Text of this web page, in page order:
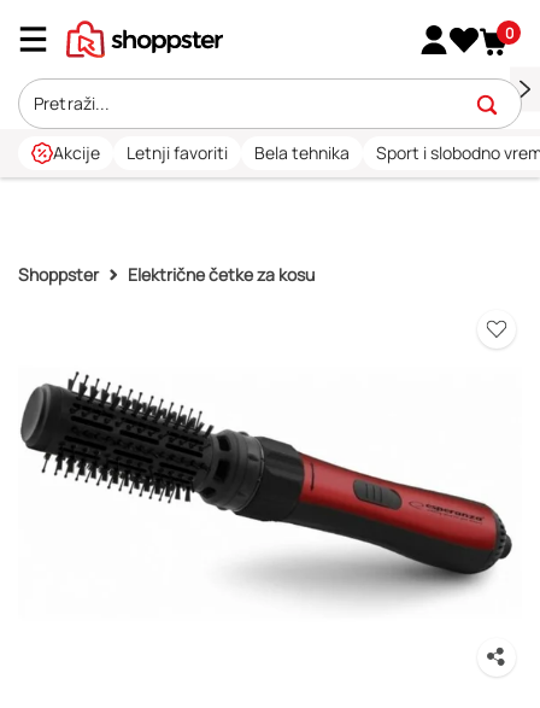
0
Akcije Letnji favoriti Bela tehnika Sport i slobodno
Shoppster Električne četke za kosu